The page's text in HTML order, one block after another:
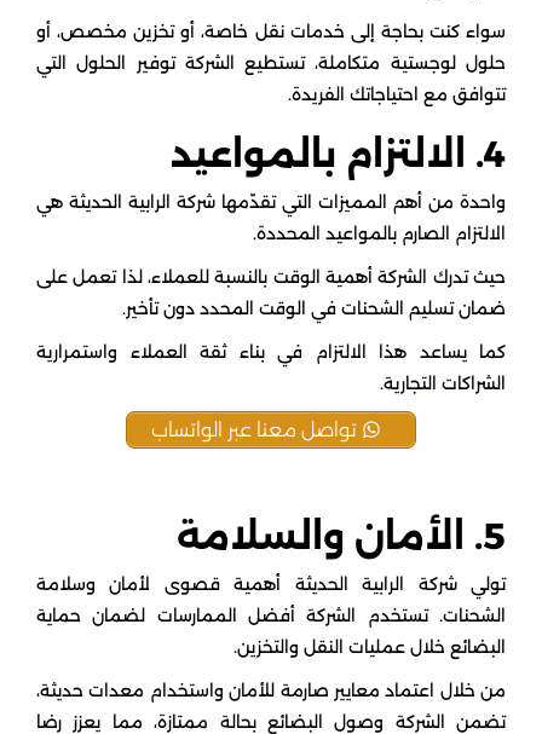
سواء كنت بحاجة إلى خدمات نقل خاصة، أو تخزين مخصص، أو
حلول لوجستية متكاملة، تستطيع الشركة توفير الحلول التي
تتوافق مع احتياجاتك الفريدة.
4. الالتزام بالمواعيد
واحدة من أهم المميزات التي تقدّمها شركة الرابية الحديثة هي
الالتزام الصارم بالمواعيد المحددة.
حيث تدرك الشركة أهمية الوقت بالنسبة للعملاء، لذا تعمل على
ضمان تسليم الشحنات في الوقت المحدد دون تأخير.
كما يساعد هذا الالتزام في بناء ثقة العملاء واستمرارية
الشراكات التجارية.
تواصل معنا عبر الواتساب
5. الأمان والسلامة
تولي شركة الرابية الحديثة أهمية قصوى لأمان وسلامة
الشحنات. تستخدم الشركة أفضل الممارسات لضمان حماية
البضائع خلال عمليات النقل والتخزين.
من خلال اعتماد معايير صارمة للأمان واستخدام معدات حديثة،
تضمن الشركة وصول البضائع بحالة ممتازة، مما يعزز رضا